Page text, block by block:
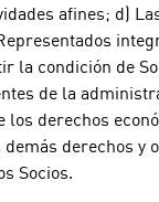
afines; d)
la condición de
de la
los derechos
derechos y
Socios.